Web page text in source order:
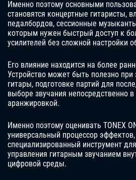
Именно поэтому основными
становятся концертные гитаристы,
педалбордов, сессионные
которым нужен быстрый доступ к
усилителей без сложной настройки
Его влияние находится на более
Устройство может быть полезно при
гитары, подготовке партий для
выборе звучания непосредственно
аранжировкой.
Именно поэтому оценивать TONEX
универсальный процессор
специализированный инструмент
управления гитарным звучанием
цифровой среды.